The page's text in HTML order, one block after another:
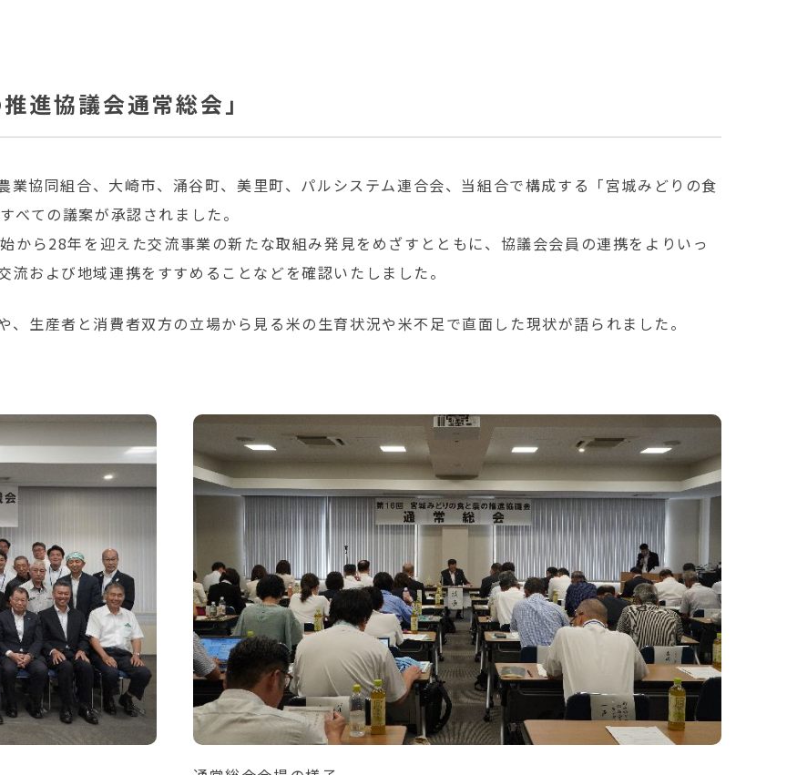
進協議会通常総会」
協同組合、大崎市、涌谷町、美里町、パルシステム連合会、当組合で構成する「宮城みどりの食
べての議案が承認されました。
から28年を迎えた交流事業の新たな取組み発見をめざすとともに、協議会会員の連携をよりいっ
および地域連携をすすめることなどを確認いたしました。
生産者と消費者双方の立場から見る米の生育状況や米不足で直面した現状が語られました。